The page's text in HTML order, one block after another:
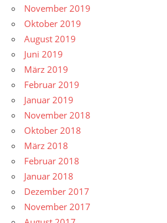
November 2019
Oktober 2019
August 2019
Juni 2019
März 2019
Februar 2019
Januar 2019
November 2018
Oktober 2018
März 2018
Februar 2018
Januar 2018
Dezember 2017
November 2017